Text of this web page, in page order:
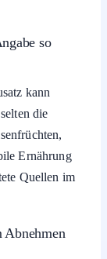
so
kann
die
Ernährung
Quellen im
Abnehmen